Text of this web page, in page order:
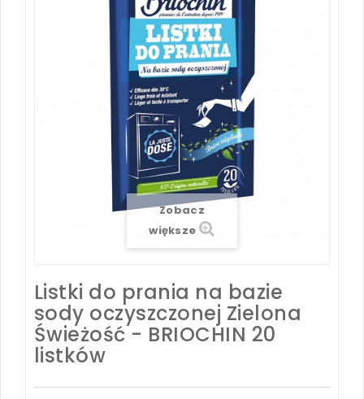
Zobacz
większe
Listki do prania na bazie
sody oczyszczonej Zielona
Świeżość - BRIOCHIN 20
listków